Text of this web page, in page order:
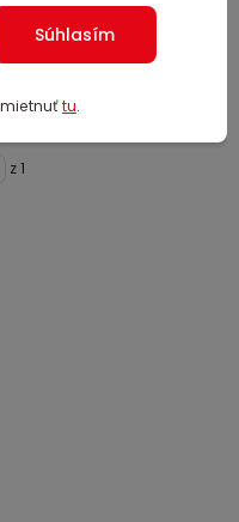
nafukovacia reklama
výpočet a zistite, prečo
dlhodobým reklamným
z 1
Súhlasím
tu.